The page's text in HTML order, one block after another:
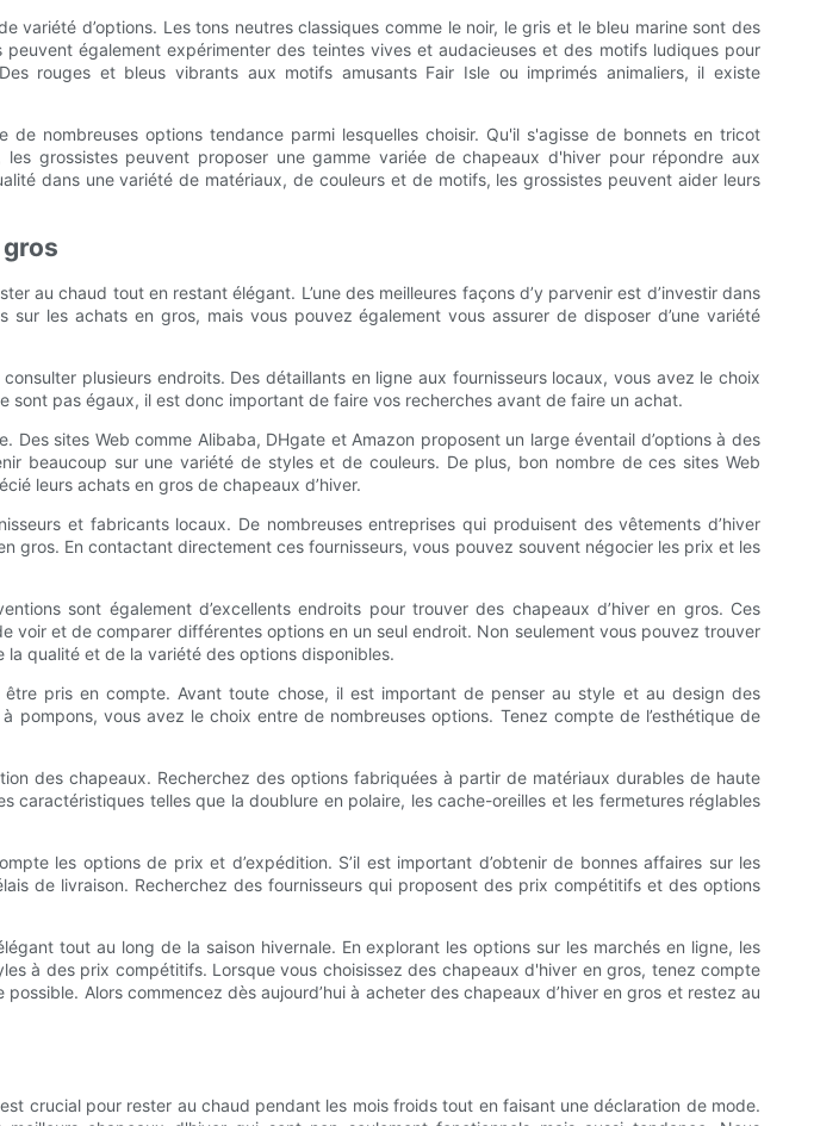
d’options. Les tons neutres classiques comme le noir, le gris et le bleu marine sont des
également expérimenter des teintes vives et audacieuses et des motifs ludiques pour
rouges et bleus vibrants aux motifs amusants Fair Isle ou imprimés animaliers, il existe
nombreuses options tendance parmi lesquelles choisir. Qu'il s'agisse de bonnets en tricot
grossistes peuvent proposer une gamme variée de chapeaux d'hiver pour répondre aux
dans une variété de matériaux, de couleurs et de motifs, les grossistes peuvent aider leurs
au chaud tout en restant élégant. L’une des meilleures façons d’y parvenir est d’investir dans
les achats en gros, mais vous pouvez également vous assurer de disposer d’une variété
plusieurs endroits. Des détaillants en ligne aux fournisseurs locaux, vous avez le choix
sont pas égaux, il est donc important de faire vos recherches avant de faire un achat.
Des sites Web comme Alibaba, DHgate et Amazon proposent un large éventail d’options à des
beaucoup sur une variété de styles et de couleurs. De plus, bon nombre de ces sites Web
leurs achats en gros de chapeaux d’hiver.
et fabricants locaux. De nombreuses entreprises qui produisent des vêtements d’hiver
En contactant directement ces fournisseurs, vous pouvez souvent négocier les prix et les
sont également d’excellents endroits pour trouver des chapeaux d’hiver en gros. Ces
et de comparer différentes options en un seul endroit. Non seulement vous pouvez trouver
qualité et de la variété des options disponibles.
être pris en compte. Avant toute chose, il est important de penser au style et au design des
vous avez le choix entre de nombreuses options. Tenez compte de l’esthétique de
des chapeaux. Recherchez des options fabriquées à partir de matériaux durables de haute
telles que la doublure en polaire, les cache-oreilles et les fermetures réglables
les options de prix et d’expédition. S’il est important d’obtenir de bonnes affaires sur les
de livraison. Recherchez des fournisseurs qui proposent des prix compétitifs et des options
tout au long de la saison hivernale. En explorant les options sur les marchés en ligne, les
à des prix compétitifs. Lorsque vous choisissez des chapeaux d'hiver en gros, tenez compte
Alors commencez dès aujourd’hui à acheter des chapeaux d’hiver en gros et restez au
crucial pour rester au chaud pendant les mois froids tout en faisant une déclaration de mode.